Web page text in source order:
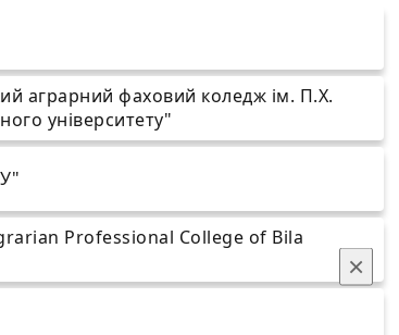
×
аграрний фаховий коледж ім. П.Х.
університету"
Professional College of Bila